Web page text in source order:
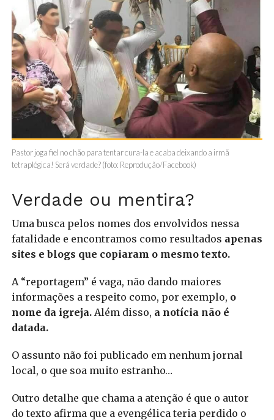
Pastor joga fiel no chão para tentar cura-la e acaba deixando a irmã
tetraplégica! Será verdade? (foto: Reprodução/Facebook)
Verdade ou mentira?
Uma busca pelos nomes dos envolvidos nessa
fatalidade e encontramos como resultados apenas
sites e blogs que copiaram o mesmo texto.
A “reportagem” é vaga, não dando maiores
informações a respeito como, por exemplo, o
nome da igreja.Além disso, a notícia não é
datada.
O assunto não foi publicado em nenhum jornal
local, o que soa muito estranho…
Outro detalhe que chama a atenção é que o autor
do texto afirma que a evengélica teria perdido o